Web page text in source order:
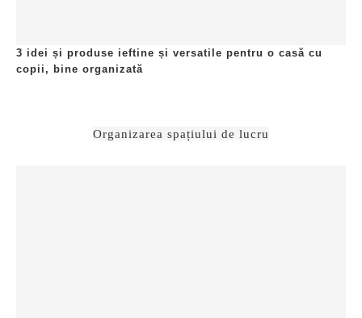
3 idei și produse ieftine și versatile pentru o casă cu
copii, bine organizată
Organizarea spațiului de lucru